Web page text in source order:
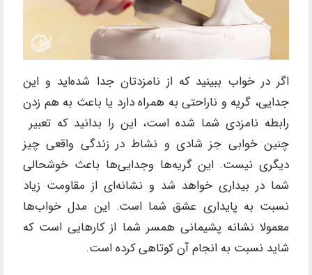
اگر در خواب ببینید که از نامزدتان جدا شده‌اید و این
جدایی، گریه و ناراحتی به همراه دارد یا باعث به هم زدن
رابطه نامزدی شما شده است، این را بدانید که تعبیر
چنین خوابی جز شادی و نشاط در زندگی واقعی چیز
دیگری نیست. این گریه‌ها وجدایی‌ها باعث خوشحالی
شما در بیداری خواهد شد و نشانه‌ای از مقاومت زیاد
نسبت به پایداری عشق شما است. این مدل خواب‌ها
معمولا نشانه پشیمانی همسر شما از کارهایی است که
شاید نسبت به انجام آن کوتاهی کرده است.